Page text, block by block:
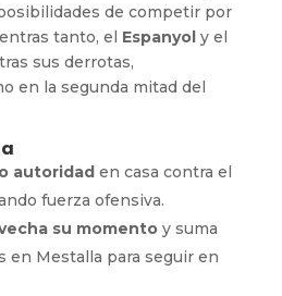
de competir por
tanto, el Espanyoly el
sus derrotas,
en la segunda mitad del
autoridaden casa contra el
fuerza ofensiva.
su momentoy suma
en Mestalla para seguir en